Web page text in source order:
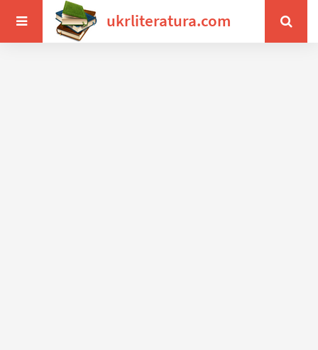
ukrliteratura.com